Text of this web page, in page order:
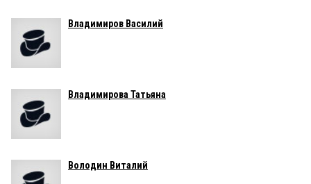
Владимиров Василий
Владимирова Татьяна
Володин Виталий